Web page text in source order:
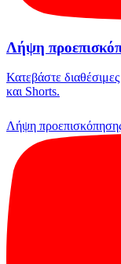
Λήψη
Κατεβάστε
και Shorts.
Λήψη